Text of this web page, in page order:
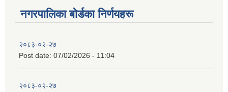
नगरपालिका बाेर्डका निर्णयहरू
२०८३-०२-२७
Post date: 07/02/2026 - 11:04
२०८३-०२-२७